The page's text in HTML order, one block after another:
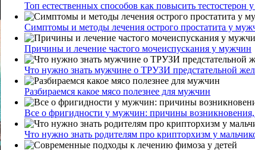
Топ естественных способов как повысить тестостерон
Симптомы и методы лечения острого простатита у
Причины и лечение частого мочеиспускания у мужчин
Что нужно знать мужчине о ТРУЗИ предстательной
Разбираемся какое мясо полезнее для мужчин
Все о фригидности у мужчин: причины
Что нужно знать родителям про крипторхизм у